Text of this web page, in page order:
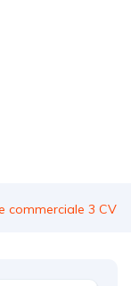
commerciale 3 CV